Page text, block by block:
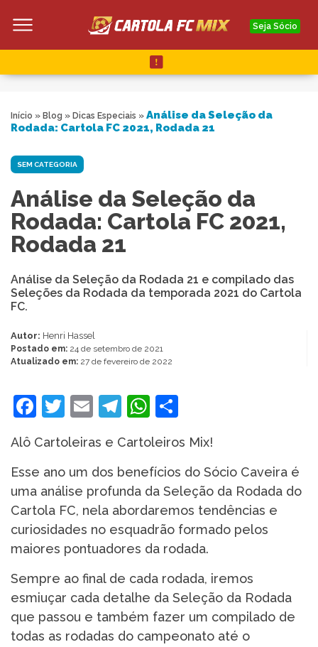
Seja Sócio
Início » Blog » Dicas Especiais » Análise da Seleção da
Rodada: Cartola FC 2021, Rodada 21
SEM CATEGORIA
Análise da Seleção da
Rodada: Cartola FC 2021,
Rodada 21
Análise da Seleção da Rodada 21 e compilado das
Seleções da Rodada da temporada 2021 do Cartola
FC.
Autor: Henri Hassel
Postado em: 24 de setembro de 2021
Atualizado em: 27 de fevereiro de 2022
Facebook
Twitter
EmailTelegram
WhatsApp
Alô Cartoleiras e Cartoleiros Mix!
Esse ano um dos benefícios do Sócio Caveira é
uma análise profunda da Seleção da Rodada do
Cartola FC, nela abordaremos tendências e
curiosidades no esquadrão formado pelos
maiores pontuadores da rodada.
Sempre ao final de cada rodada, iremos
esmiuçar cada detalhe da Seleção da Rodada
que passou e também fazer um compilado de
todas as rodadas do campeonato até o